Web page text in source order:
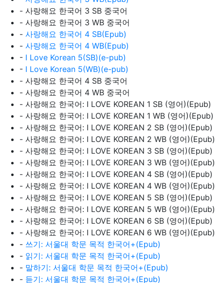
- 사랑해요 한국어 3 SB 중국어
- 사랑해요 한국어 3 WB 중국어
- 사랑해요 한국어 4 SB(Epub)
- 사랑해요 한국어 4 WB(Epub)
- I Love Korean 5(SB)(e-pub)
- I Love Korean 5(WB)(e-pub)
- 사랑해요 한국어 4 SB 중국어
- 사랑해요 한국어 4 WB 중국어
- 사랑해요 한국어: I LOVE KOREAN 1 SB (영어)(Epub)
- 사랑해요 한국어: I LOVE KOREAN 1 WB (영어)(Epub)
- 사랑해요 한국어: I LOVE KOREAN 2 SB (영어)(Epub)
- 사랑해요 한국어: I LOVE KOREAN 2 WB (영어)(Epub)
- 사랑해요 한국어: I LOVE KOREAN 3 SB (영어)(Epub)
- 사랑해요 한국어: I LOVE KOREAN 3 WB (영어)(Epub)
- 사랑해요 한국어: I LOVE KOREAN 4 SB (영어)(Epub)
- 사랑해요 한국어: I LOVE KOREAN 4 WB (영어)(Epub)
- 사랑해요 한국어: I LOVE KOREAN 5 SB (영어)(Epub)
- 사랑해요 한국어: I LOVE KOREAN 5 WB (영어)(Epub)
- 사랑해요 한국어: I LOVE KOREAN 6 SB (영어)(Epub)
- 사랑해요 한국어: I LOVE KOREAN 6 WB (영어)(Epub)
- 쓰기: 서울대 학문 목적 한국어+(Epub)
- 읽기: 서울대 학문 목적 한국어+(Epub)
- 말하기: 서울대 학문 목적 한국어+(Epub)
- 듣기: 서울대 학문 목적 한국어+(Epub)